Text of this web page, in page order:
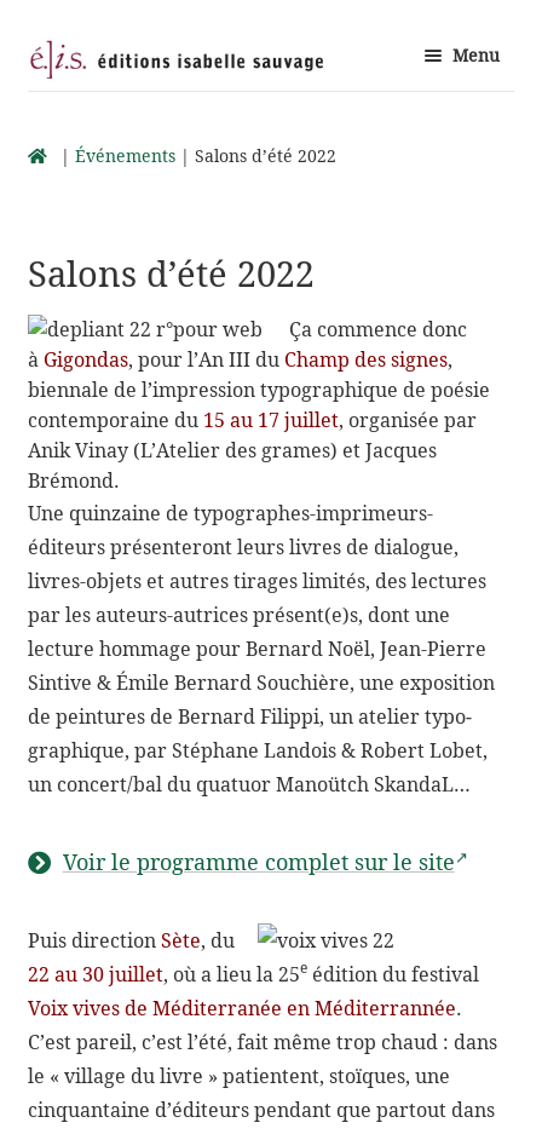
Aller
à
Aller
au
Menu
Auteurs
Livres d’artiste
enfant
Librairies
Ouvrir
le
Pour aller plus loin…
enfant
Contact
|Événements | Salons d’été 2022
Salons d’été 2022
Ça commence donc
à Gigon­das, pour l’An III du Champ des signes,
bien­nale de l’impression typo­gra­phique de poésie
contem­po­raine du 15 au 17 juillet, orga­ni­sée par
Anik Vinay (L’Atelier des grames) et Jacques
Brémond.
Une quin­zaine de typographes-​imprimeurs-​
éditeurs présen­te­ront leurs livres de dialogue,
livres-​objets et autres tirages limi­tés, des lectures
par les auteurs-​autrices présent(e)s, dont une
lecture hommage pour Bernard Noël, Jean-​Pierre
Sintive & Émile Bernard Souchière, une expo­si­tion
de pein­tures de Bernard Filippi, un atelier typo­
gra­phique, par Stéphane Landois & Robert Lobet,
un concert/​bal du quatuor Manoütch SkandaL…
Voir le programme complet sur le site
Puis direc­tionSète, du
22 au 30 juillet, où a lieu la 25eédition du festi­val
Voix vives de Médi­ter­ra­née en Médi­ter­ran­née.
C’est pareil, c’est l’été, fait même trop chaud : dans
le « village du livre » patientent, stoïques, une
cinquan­taine d’éditeurs pendant que partout dans